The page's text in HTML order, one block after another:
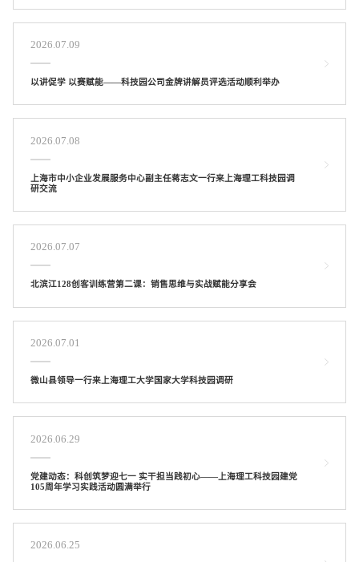
2026.07.09
以讲促学 以赛赋能——科技园公司金牌讲解员评选活动顺利举办
2026.07.08
上海市中小企业发展服务中心副主任蒋志文一行来上海理工科技园调
研交流
2026.07.07
北滨江128创客训练营第二课：销售思维与实战赋能分享会
2026.07.01
微山县领导一行来上海理工大学国家大学科技园调研
2026.06.29
党建动态：科创筑梦迎七一 实干担当践初心——上海理工科技园建党
105周年学习实践活动圆满举行
2026.06.25